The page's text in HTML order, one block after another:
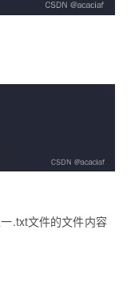
.txt文件的文件内容